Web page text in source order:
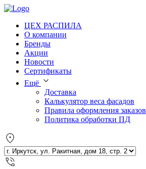
ЦЕХ РАСПИЛА
О компании
Бренды
Акции
Новости
Сертификаты
Ещё
Доставка
Калькулятор веса фасадов
Правила оформления заказов
Политика обработки ПД